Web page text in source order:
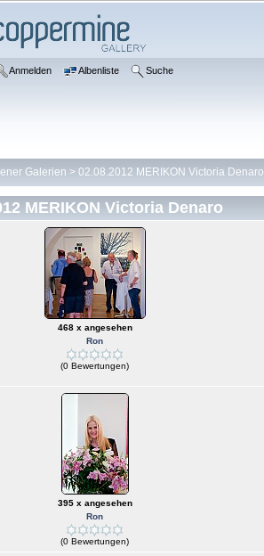
Anmelden Albenliste Suche
Galerien > 02.08.2012 MERIKON Victoria Denaro
MERIKON Victoria Denaro
468 x angesehen
Ron
(0 Bewertungen)
395 x angesehen
Ron
(0 Bewertungen)